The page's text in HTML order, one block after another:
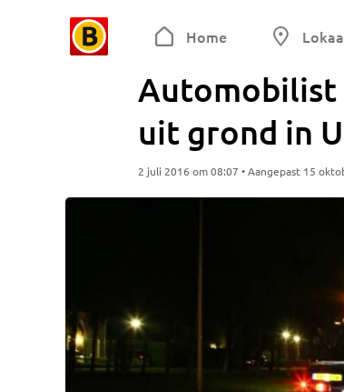
Home
Automobilist
uit grond in
2 juli 2016 om 08:07 • Aangepast 15